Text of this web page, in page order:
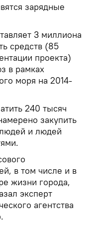
зарядные
3 миллиона
средств (85
проекта)
в рамках
моря на 2014-
240 тысяч
закупить
и людей
в том числе и в
жизни города,
эксперт
агентства